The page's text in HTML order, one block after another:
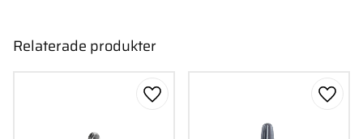
Relaterade produkter
Lägg till i favoriter Lägg